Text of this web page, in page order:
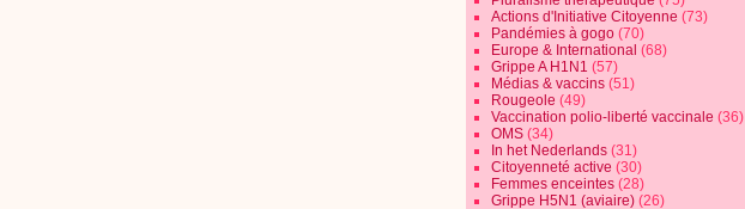
Actions d'Initiative Citoyenne (73)
Pandémies à gogo (70)
Europe & International (68)
Grippe A H1N1 (57)
Médias & vaccins (51)
Rougeole (49)
Vaccination polio-liberté vaccinale (36)
OMS (34)
In het Nederlands (31)
Citoyenneté active (30)
Femmes enceintes (28)
Grippe H5N1 (aviaire) (26)